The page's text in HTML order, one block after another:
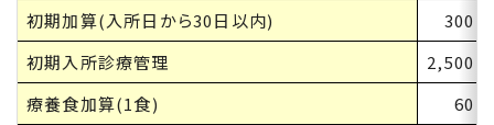
初期加算(入所日から30日以内)
300
初期入所診療管理
2,500
療養食加算(1食)
60